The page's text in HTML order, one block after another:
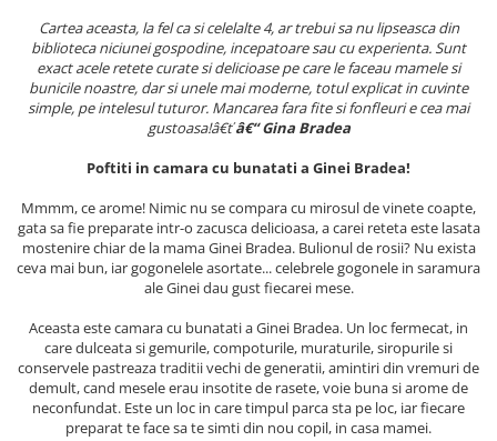
Medicina Pentru Toti
SealfHealing
Sport
Starea de bine
Terapii Alternative
Beletristica
Biografii, Memorii, Jurnale
Carti pentru Adolescenti, Young
Adult
Crime, Thriller, Mistery
Literatura Romana
Cartea aceasta, la fel ca si celelalte 4, ar trebui sa nu lipseasca din
biblioteca niciunei gospodine, incepatoare sau cu experienta. Sunt
exact acele retete curate si delicioase pe care le faceau mamele si
bunicile noastre, dar si unele mai moderne, totul explicat in cuvinte
simple, pe intelesul tuturor. Mancarea fara fite si fonfleuri e cea mai
gustoasa!â€ťâ€“ Gina Bradea
Poftiti in camara cu bunatati a Ginei Bradea!
Mmmm, ce arome! Nimic nu se compara cu mirosul de vinete coapte,
gata sa fie preparate intr-o zacusca delicioasa, a carei reteta este lasata
mostenire chiar de la mama Ginei Bradea. Bulionul de rosii? Nu exista
ceva mai bun, iar gogonelele asortate... celebrele gogonele in saramura
ale Ginei dau gust fiecarei mese.
Aceasta este camara cu bunatati a Ginei Bradea. Un loc fermecat, in
care dulceata si gemurile, compoturile, muraturile, siropurile si
conservele pastreaza traditii vechi de generatii, amintiri din vremuri de
demult, cand mesele erau insotite de rasete, voie buna si arome de
neconfundat. Este un loc in care timpul parca sta pe loc, iar fiecare
preparat te face sa te simti din nou copil, in casa mamei.